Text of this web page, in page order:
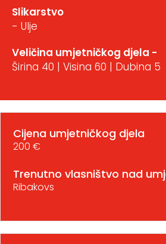
Slikarstvo
- Ulje
Veličina umjetničkog djela -
Širina 40 | Visina 60 | Dubina 5
Cijena umjetničkog djela
200 €
Trenutno vlasništvo nad
Ribakovs